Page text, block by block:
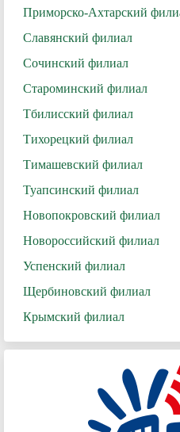
Приморско-Ахтарский
Славянский филиал
Сочинский филиал
Староминский филиал
Тбилисский филиал
Тихорецкий филиал
Тимашевский филиал
Туапсинский филиал
Новопокровский филиал
Новороссийский филиал
Успенский филиал
Щербиновский филиал
Крымский филиал